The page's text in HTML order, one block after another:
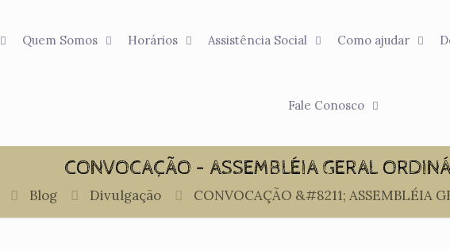
Quem Somos Horários Assistência Social Como ajudar
Fale Conosco
CONVOCAÇÃO – ASSEMBLÉIA GERAL
Blog Divulgação CONVOCAÇÃO &#8211; ASSEMBLÉIA